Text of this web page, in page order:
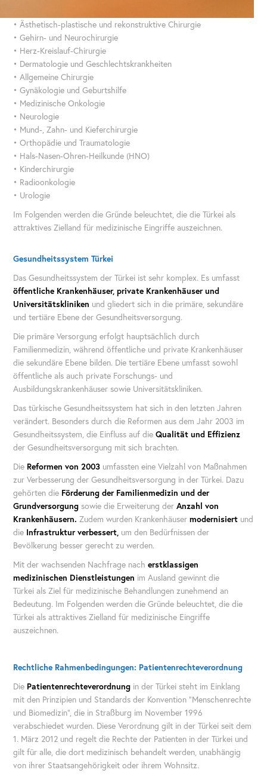
• Ästhetisch-plastische und rekonstruktive Chirurgie
• Gehirn- und Neurochirurgie
• Herz-Kreislauf-Chirurgie
• Dermatologie und Geschlechtskrankheiten
• Allgemeine Chirurgie
• Gynäkologie und Geburtshilfe
• Medizinische Onkologie
• Neurologie
• Mund-, Zahn- und Kieferchirurgie
• Orthopädie und Traumatologie
• Hals-Nasen-Ohren-Heilkunde (HNO)
• Kinderchirurgie
• Radioonkologie
• Urologie
Im Folgenden werden die Gründe beleuchtet, die die Türkei als
attraktives Zielland für medizinische Eingriffe auszeichnen.
Gesundheitssystem Türkei
Das Gesundheitssystem der Türkei ist sehr komplex. Es umfasst
öffentliche Krankenhäuser, private Krankenhäuser und
Universitätskliniken und gliedert sich in die primäre, sekundäre
und tertiäre Ebene der Gesundheitsversorgung.
Die primäre Versorgung erfolgt hauptsächlich durch
Familienmedizin, während öffentliche und private Krankenhäuser
die sekundäre Ebene bilden. Die tertiäre Ebene umfasst sowohl
öffentliche als auch private Forschungs- und
Ausbildungskrankenhäuser sowie Universitätskliniken.
Das türkische Gesundheitssystem hat sich in den letzten Jahren
verändert. Besonders durch die Reformen aus dem Jahr 2003 im
Gesundheitssystem, die Einfluss auf dieQualität und Effizienz
der Gesundheitsversorgung mit sich brachten.
Die Reformen von 2003 umfassten eine Vielzahl von Maßnahmen
zur Verbesserung der Gesundheitsversorgung in der Türkei. Dazu
gehörten die Förderung der Familienmedizin und der
Grundversorgung sowie die Erweiterung derAnzahl von
Krankenhäusern. Zudem wurden Krankenhäusermodernisiert und
die Infrastruktur verbessert, um den Bedürfnissen der
Bevölkerung besser gerecht zu werden.
Mit der wachsenden Nachfrage nacherstklassigen
medizinischen Dienstleistungen im Ausland gewinnt die
Türkei als Ziel für medizinische Behandlungen zunehmend an
Bedeutung. Im Folgenden werden die Gründe beleuchtet, die die
Türkei als attraktives Zielland für medizinische Eingriffe
auszeichnen.
Rechtliche Rahmenbedingungen: Patientenrechteverordnung
Die Patientenrechteverordnung in der Türkei steht im Einklang
mit den Prinzipien und Standards der Konvention "Menschenrechte
und Biomedizin", die in Straßburg im November 1996
verabschiedet wurden. Diese Verordnung gilt in der Türkei seit dem
1. März 2012 und regelt die Rechte der Patienten in der Türkei und
gilt für alle, die dort medizinisch behandelt werden, unabhängig
von ihrer Staatsangehörigkeit oder ihrem Wohnsitz.